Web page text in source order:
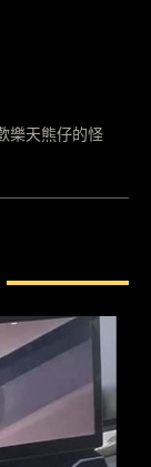
樂天熊仔的怪